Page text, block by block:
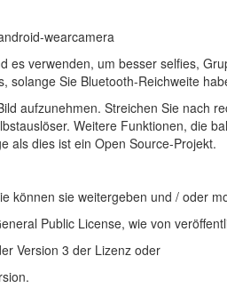
wearcamera
es verwenden, um besser selfies,
solange Sie Bluetooth-Reichweite
aufzunehmen. Streichen Sie nach
Weitere Funktionen, die
als dies ist ein Open Source-Projekt.
können sie weitergeben und / oder
Public License, wie von
Version 3 der Lizenz oder